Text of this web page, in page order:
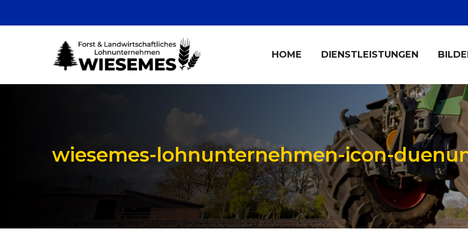
HOME DIENSTLEISTUNGEN
wiesemes-lohnunternehmen-icon-